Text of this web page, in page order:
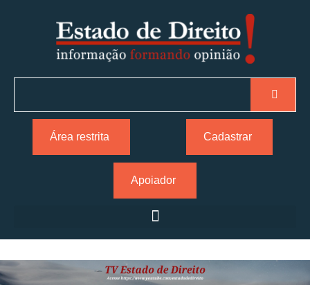
Área restrita Cadastrar
Apoiador